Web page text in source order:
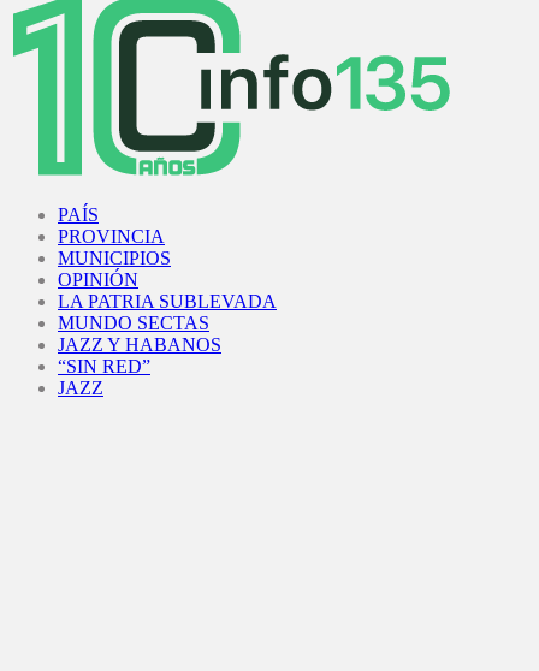
PAÍS
PROVINCIA
MUNICIPIOS
OPINIÓN
LA PATRIA SUBLEVADA
MUNDO SECTAS
JAZZ Y HABANOS
“SIN RED”
JAZZ